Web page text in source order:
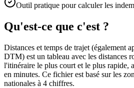
Outil pratique pour calculer les
Qu'est-ce que c'est ?
Distances et temps de trajet (également
DTM) est un tableau avec les distances
l'itinéraire le plus court et le plus rapide,
en minutes. Ce fichier est basé sur les
nationales à 4 chiffres.